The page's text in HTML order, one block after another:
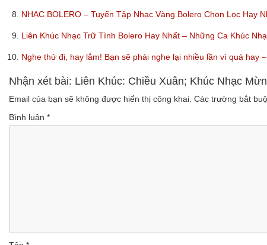
8. NHẠC BOLERO – Tuyển Tập Nhạc Vàng Bolero Chọn Lọc Hay
9. Liên Khúc Nhạc Trữ Tình Bolero Hay Nhất – Những Ca Khúc
10. Nghe thử đi, hay lắm! Bạn sẽ phải nghe lại nhiều lần vì quá hay
Nhận xét bài: Liên Khúc: Chiều Xuân; Khúc Nhạc
Email của bạn sẽ không được hiển thị công khai. Các trường bắt
Bình luận *